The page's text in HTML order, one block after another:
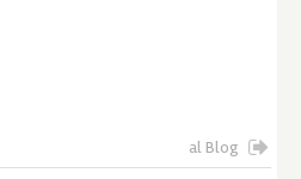
al Blog